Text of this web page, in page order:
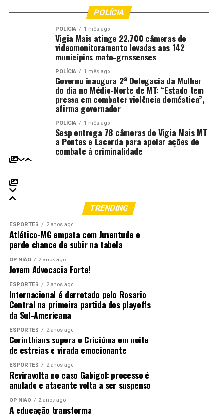
POLÍCIA
POLÍCIA 1 mês ago
Vigia Mais atinge 22.700 câmeras de
videomonitoramento levadas aos 142
municípios mato-grossenses
POLÍCIA 1 mês ago
Governo inaugura 2ª Delegacia da Mulher
do dia no Médio-Norte de MT: “Estado tem
pressa em combater violência doméstica”,
afirma governador
POLÍCIA 1 mês ago
Sesp entrega 78 câmeras do Vigia Mais MT
a Pontes e Lacerda para apoiar ações de
combate à criminalidade
TRENDING
ESPORTES 2 anos ago
Atlético-MG empata com Juventude e
perde chance de subir na tabela
OPINIÃO 2 anos ago
Jovem Advocacia Forte!
ESPORTES 2 anos ago
Internacional é derrotado pelo Rosario
Central na primeira partida dos playoffs
da Sul-Americana
ESPORTES 2 anos ago
Corinthians supera o Criciúma em noite
de estreias e virada emocionante
ESPORTES 2 anos ago
Reviravolta no caso Gabigol: processo é
anulado e atacante volta a ser suspenso
OPINIÃO 2 anos ago
A educação transforma